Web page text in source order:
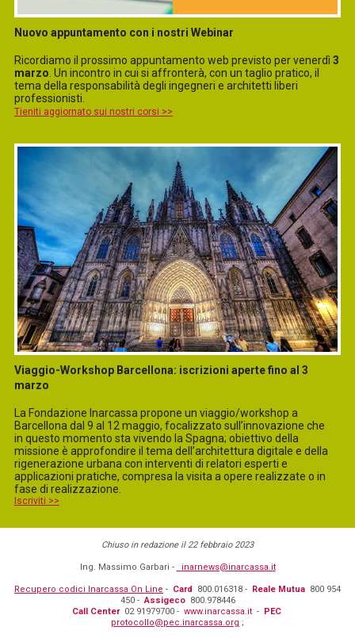
Nuovo appuntamento con i nostri Webinar
Ricordiamo il prossimo appuntamento web previsto per venerdì 3
marzo . Un incontro in cui si affronterà, con un taglio pratico, il
tema della responsabilità degli ingegneri e architetti liberi
professionisti.
Tieniti aggiornato sui nostri corsi >>
Viaggio-Workshop Barcellona: iscrizioni aperte fino al 3
marzo
La Fondazione Inarcassa propone un viaggio/workshop a
Barcellona dal 9 al 12 maggio, focalizzato sull’innovazione che
in questo momento sta vivendo la Spagna; obiettivo della
missione è approfondire il tema dell’architettura digitale e della
rigenerazione urbana con interventi di relatori esperti e
applicazioni pratiche, compresa la visita a opere realizzate o in
fase di realizzazione.
Iscriviti >>
Chiuso in redazione il 22 febbraio 2023
Ing. Massimo Garbari - inarnews@inarcassa.it
Recupero codici Inarcassa On Line - Card 800.016318 - Reale Mutua 800 954
450 -Assigeco 800.978446
Call Center 02 91979700 - www.inarcassa.it - PEC
protocollo@pec.inarcassa.org ;